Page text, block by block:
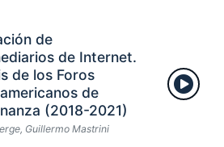
de
de Internet.
de los Foros
de
(2018-2021)
Guillermo Mastrini